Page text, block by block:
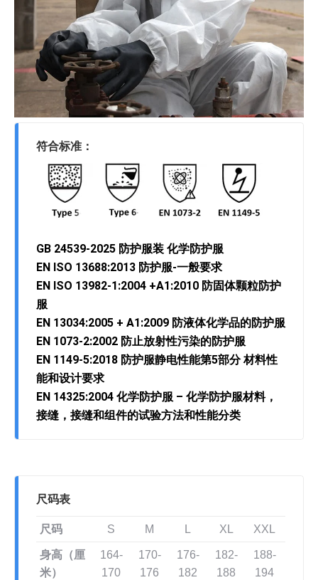
符合标准：
GB 24539-2025 防护服装 化学防护服
EN ISO 13688:2013 防护服-一般要求
EN ISO 13982-1:2004 +A1:2010 防固体颗粒防护
服
EN 13034:2005 + A1:2009 防液体化学品的防护服
EN 1073-2:2002 防止放射性污染的防护服
EN 1149-5:2018 防护服静电性能第5部分 材料性
能和设计要求
EN 14325:2004 化学防护服 – 化学防护服材料，
接缝，接缝和组件的试验方法和性能分类
尺码表
尺码 S M L XL XXL
身高（厘
米）
164-
170
170-
176
176-
182
182-
188
188-
194